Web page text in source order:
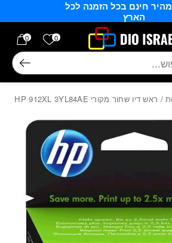
חינם בכל הזמנה לכל
הארץ
0 הרשימה
0
/ ‏ראש דיו שחור מקורי HP 912XL 3YL84AE